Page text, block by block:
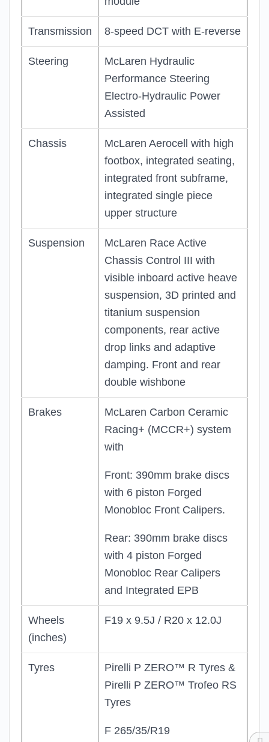
Transmission 8-speed DCT with E-reverse
Steering
McLaren Hydraulic
Performance Steering
Electro-Hydraulic Power
Assisted
Chassis
McLaren Aerocell with high
footbox, integrated seating,
integrated front subframe,
integrated single piece
upper structure
Suspension
McLaren Race Active
Chassis Control III with
visible inboard active heave
suspension, 3D printed and
titanium suspension
components, rear active
drop links and adaptive
damping. Front and rear
double wishbone
Brakes
McLaren Carbon Ceramic
Racing+ (MCCR+) system
with
Front: 390mm brake discs
with 6 piston Forged
Monobloc Front Calipers.
Rear: 390mm brake discs
with 4 piston Forged
Monobloc Rear Calipers
and Integrated EPB
Wheels
(inches)
F19 x 9.5J / R20 x 12.0J
Tyres
Pirelli P ZERO™ R Tyres &
Pirelli P ZERO™ Trofeo RS
Tyres
F 265/35/R19